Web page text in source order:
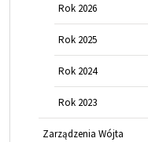
Rok 2026
Rok 2025
Rok 2024
Rok 2023
Zarządzenia Wójta